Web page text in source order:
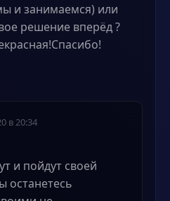
и занимаемся) или
решение вперёд ?
в 20:34
и пойдут своей
останетесь